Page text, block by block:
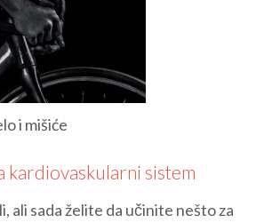
i mišiće
kardiovaskularni sistem
ali sada želite da učinite nešto za